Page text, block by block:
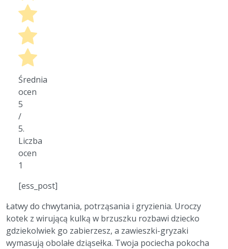
Średnia
ocen
5
/
5.
Liczba
ocen
1
[ess_post]
Łatwy do chwytania, potrząsania i gryzienia. Uroczy
kotek z wirującą kulką w brzuszku rozbawi dziecko
gdziekolwiek go zabierzesz, a zawieszki-gryzaki
wymasują obolałe dziąsełka. Twoja pociecha pokocha